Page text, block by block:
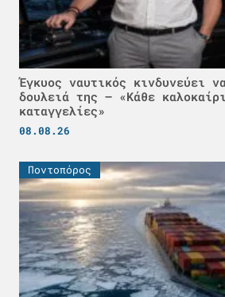
Έγκυος ναυτικός κινδυνεύει
δουλειά της – «Κάθε
καταγγελίες»
08.08.26
Ποντοπόρος